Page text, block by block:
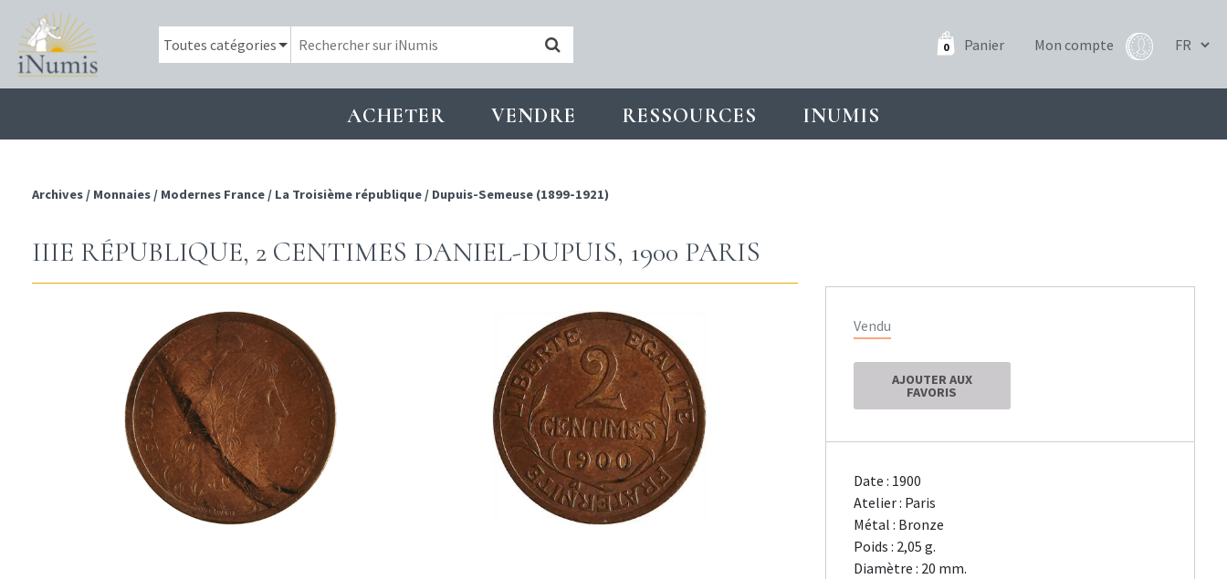
0 Panier Mon compte
ACHETER VENDRE RESSOURCES INUMIS
Archives / Monnaies / Modernes France / La Troisième république / Dupuis-Semeuse (1899-1921)
IIIE RÉPUBLIQUE, 2 CENTIMES DANIEL-DUPUIS, 1900 PARIS
Vendu
AJOUTER AUX
FAVORIS
Date : 1900
Atelier : Paris
Métal : Bronze
Poids : 2,05 g.
Diamètre : 20 mm.